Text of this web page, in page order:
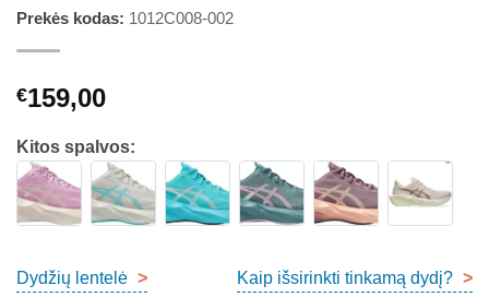
Prekės kodas: 1012C008-002
€159,00
Kitos spalvos:
Dydžių lentelė > Kaip išsirinkti tinkamą dydį? >